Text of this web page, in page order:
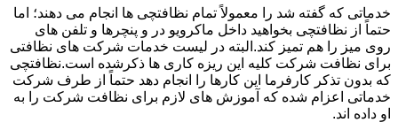
خدماتی که گفته شد را معمولاً تمام نظافتچی ها انجام می دهند؛ اما
حتماً از نظافتچی بخواهید داخل ماکرویو در و پنچرها و تلفن های
روی میز را هم تمیز کند.البته در لیست خدمات شرکت های نظافتی
برای نظافت شرکت کلیه این ریزه کاری ها ذکرشده است.نظافتچی
که بدون تذکر کارفرما این کارها را انجام دهد حتماً از طرف شرکت
خدماتی اعزام شده که آموزش های لازم برای نظافت شرکت را به
او داده اند.